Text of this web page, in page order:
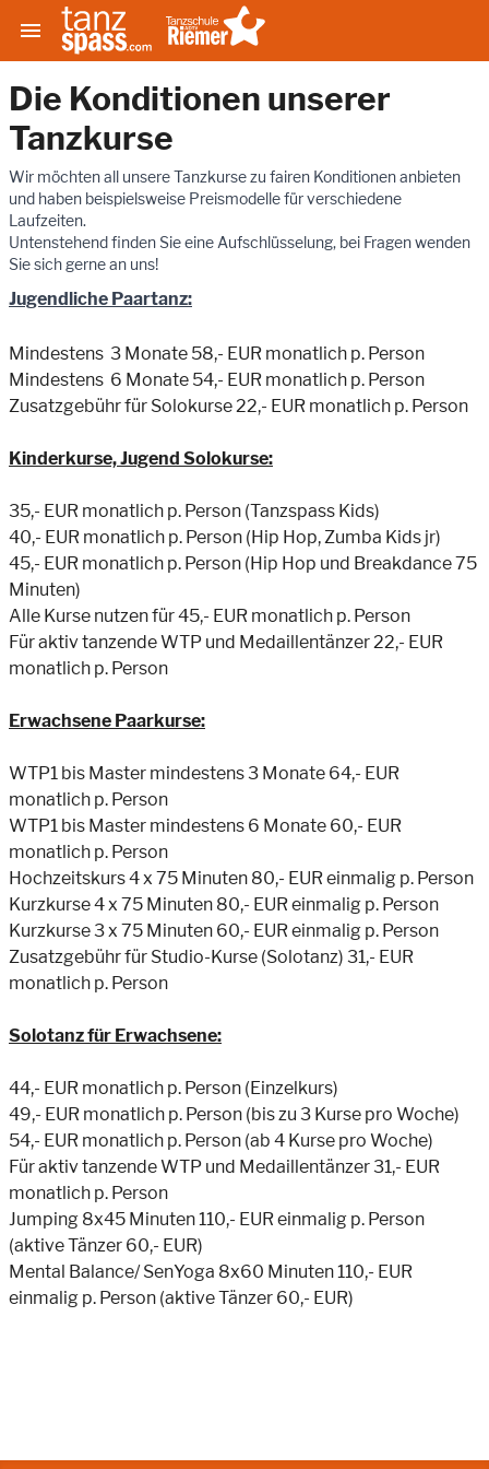

Die Konditionen unserer
Tanzkurse
Wir möchten all unsere Tanzkurse zu fairen Konditionen anbieten
und haben beispielsweise Preismodelle für verschiedene
Laufzeiten.
Untenstehend finden Sie eine Aufschlüsselung, bei Fragen wenden
Sie sich gerne an uns!
Jugendliche Paartanz:
Mindestens 3 Monate 58,- EUR monatlich p. Person
Mindestens 6 Monate 54,- EUR monatlich p. Person
Zusatzgebühr für Solokurse 22,- EUR monatlich p. Person
Kinderkurse, Jugend Solokurse:
35,- EUR monatlich p. Person (Tanzspass Kids)
40,- EUR monatlich p. Person (Hip Hop, Zumba Kids jr)
45,- EUR monatlich p. Person (Hip Hop und Breakdance 75
Minuten)
Alle Kurse nutzen für 45,- EUR monatlich p. Person
Für aktiv tanzende WTP und Medaillentänzer 22,- EUR
monatlich p. Person
Erwachsene Paarkurse:
WTP1 bis Master mindestens 3 Monate 64,- EUR
monatlich p. Person
WTP1 bis Master mindestens 6 Monate 60,- EUR
monatlich p. Person
Hochzeitskurs 4 x 75 Minuten 80,- EUR einmalig p. Person
Kurzkurse 4 x 75 Minuten 80,- EUR einmalig p. Person
Kurzkurse 3 x 75 Minuten 60,- EUR einmalig p. Person
Zusatzgebühr für Studio-Kurse (Solotanz) 31,- EUR
monatlich p. Person
Solotanz für Erwachsene:
44,- EUR monatlich p. Person (Einzelkurs)
49,- EUR monatlich p. Person (bis zu 3 Kurse pro Woche)
54,- EUR monatlich p. Person (ab 4 Kurse pro Woche)
Für aktiv tanzende WTP und Medaillentänzer 31,- EUR
monatlich p. Person
Jumping 8x45 Minuten 110,- EUR einmalig p. Person
(aktive Tänzer 60,- EUR)
Mental Balance/ SenYoga 8x60 Minuten 110,- EUR
einmalig p. Person (aktive Tänzer 60,- EUR)